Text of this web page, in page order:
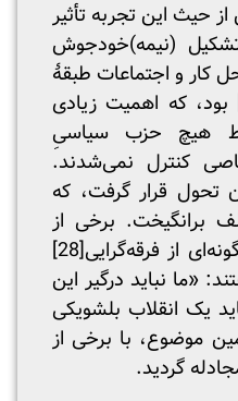
حیث این تجربه تأثیر
(نیمه)خودجوش
کار و اجتماعات طبقۀ
بود، که اهمیت زیادی
هیچ حزب سیاسیِ
کنترل نمی‌شدند.
تحول قرار گرفت، که
برانگیخت. برخی از
از فرقه‌گرایی[28]
«ما نباید درگیر این
یک انقلاب بلشویکی
موضوع، با برخی از
گردید.